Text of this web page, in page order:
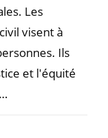
Les
visent à
Ils
et l'équité